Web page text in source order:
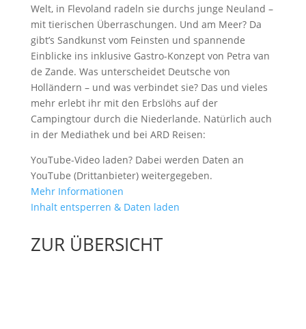
Welt, in Flevoland radeln sie durchs junge Neuland –
mit tierischen Überraschungen. Und am Meer? Da
gibt’s Sandkunst vom Feinsten und spannende
Einblicke ins inklusive Gastro-Konzept von Petra van
de Zande. Was unterscheidet Deutsche von
Holländern – und was verbindet sie? Das und vieles
mehr erlebt ihr mit den Erbslöhs auf der
Campingtour durch die Niederlande. Natürlich auch
in der Mediathek und bei ARD Reisen:
YouTube-Video laden? Dabei werden Daten an
YouTube (Drittanbieter) weitergegeben.
Mehr Informationen
Inhalt entsperren & Daten laden
ZUR ÜBERSICHT